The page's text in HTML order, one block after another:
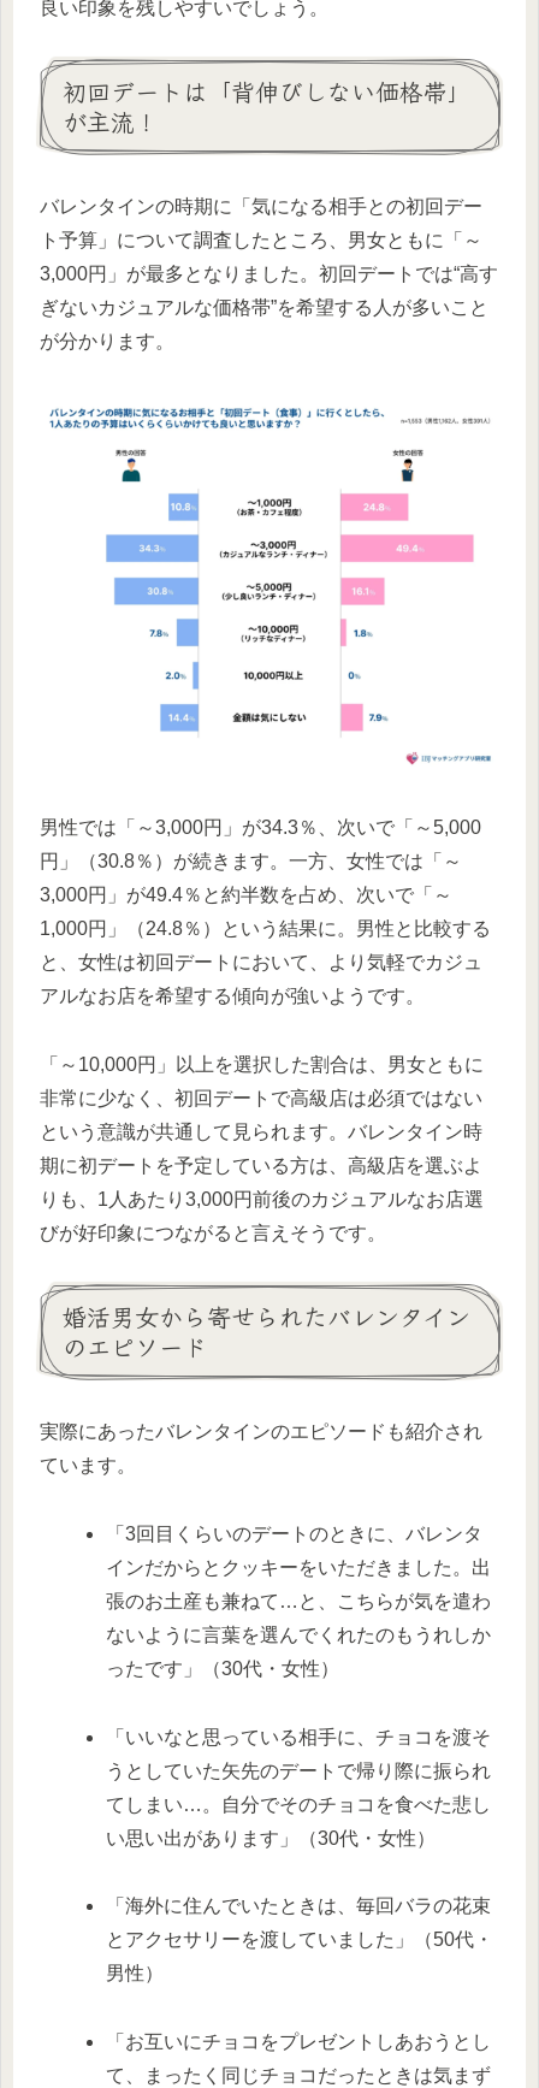
良い印象を残しやすいでしょう。
初回デートは「背伸びしない価格帯」
が主流！
バレンタインの時期に「気になる相手との初回デー
ト予算」について調査したところ、男女ともに「～
3,000円」が最多となりました。初回デートでは“高す
ぎないカジュアルな価格帯”を希望する人が多いこと
が分かります。
男性では「～3,000円」が34.3％、次いで「～5,000
円」（30.8％）が続きます。一方、女性では「～
3,000円」が49.4％と約半数を占め、次いで「～
1,000円」（24.8％）という結果に。男性と比較する
と、女性は初回デートにおいて、より気軽でカジュ
アルなお店を希望する傾向が強いようです。
「～10,000円」以上を選択した割合は、男女ともに
非常に少なく、初回デートで高級店は必須ではない
という意識が共通して見られます。バレンタイン時
期に初デートを予定している方は、高級店を選ぶよ
りも、1人あたり3,000円前後のカジュアルなお店選
びが好印象につながると言えそうです。
婚活男女から寄せられたバレンタイン
のエピソード
実際にあったバレンタインのエピソードも紹介され
ています。
「3回目くらいのデートのときに、バレンタ
インだからとクッキーをいただきました。出
張のお土産も兼ねて…と、こちらが気を遣わ
ないように言葉を選んでくれたのもうれしか
ったです」（30代・女性）
「いいなと思っている相手に、チョコを渡そ
うとしていた矢先のデートで帰り際に振られ
てしまい…。自分でそのチョコを食べた悲し
い思い出があります」（30代・女性）
「海外に住んでいたときは、毎回バラの花束
とアクセサリーを渡していました」（50代・
男性）
「お互いにチョコをプレゼントしあおうとし
て、まったく同じチョコだったときは気まず